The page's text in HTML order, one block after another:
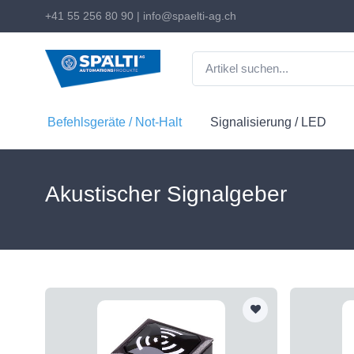
+41 55 256 80 90 | info@spaelti-ag.ch
Befehlsgeräte / Not-Halt Signalisierung / LED
Akustischer Signalgeber